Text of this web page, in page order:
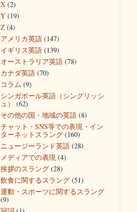
X (2)
Y (19)
Z (4)
アメリカ英語 (147)
イギリス英語 (139)
オーストラリア英語 (78)
カナダ英語 (70)
コラム (9)
シンガポール英語（シングリッシ
ュ）
(62)
その他の国・地域の英語 (8)
チャット・SNS等での表現・イン
ターネットスラング (160)
ニュージーランド英語 (28)
メディアでの表現 (4)
挨拶のスラング (28)
飲食に関するスラング (51)
運動・スポーツに関するスラング
(9)